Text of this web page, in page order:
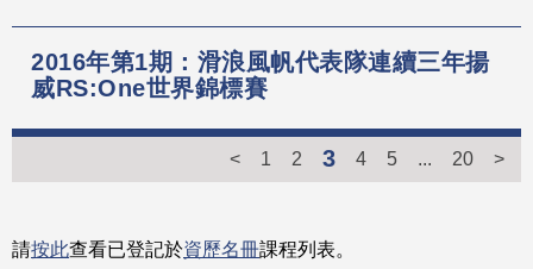
2016年第1期：滑浪風帆代表隊連續三年揚
威RS:One世界錦標賽
< 1 2 3 4 5 20 >
請按此查看已登記於資歷名冊課程列表。